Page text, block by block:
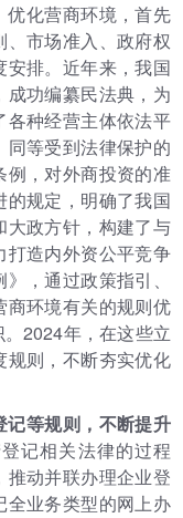
化营商环境，首先
市场准入、政府权
排。近年来，我国
功编纂民法典，为
各种经营主体依法平
等受到法律保护的
例，对外商投资的准
的规定，明确了我国
大政方针，构建了与
打造内外资公平竞争
，通过政策指引、
商环境有关的规则优
2024年，在这些立
规则，不断夯实优化
等规则，不断提升
记相关法律的过程
动并联办理企业登
全业务类型的网上办